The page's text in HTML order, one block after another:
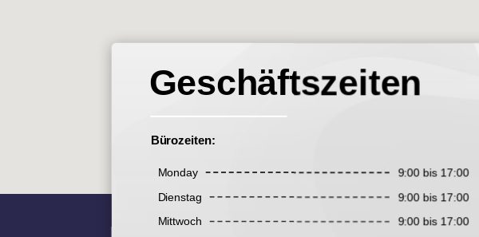
Geschäftszeiten
Bürozeiten:
Monday 9:00 bis 17:00
Dienstag 9:00 bis 17:00
Mittwoch 9:00 bis 17:00